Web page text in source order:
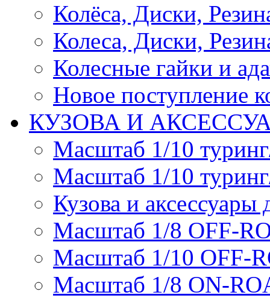
Колёса, Диски,
Колеса, Диски,
Колесные гайки и
Новое поступление
КУЗОВА И
Масштаб 1/10
Масштаб 1/10
Кузова и
Масштаб 1/8 OFF-
Масштаб 1/10 OFF-
Масштаб 1/8 ON-